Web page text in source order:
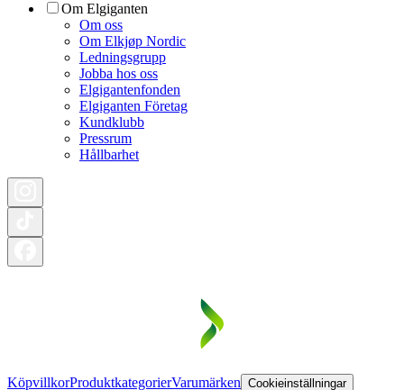
Om Elgiganten
Om oss
Om Elkjøp Nordic
Ledningsgrupp
Jobba hos oss
Elgigantenfonden
Elgiganten Företag
Kundklubb
Pressrum
Hållbarhet
KöpvillkorProduktkategorierVarumärken Cookieinställningar